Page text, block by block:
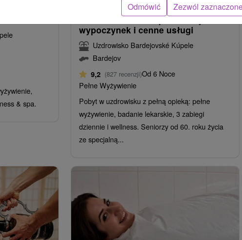
na 4 noce
& spa.
Pobyt leczniczy STANDARD i
SENIOR od 60 lat / prawdziwy
wypoczynek i cenne usługi
Uzdrowisko Bardejovské Kúpele
Bardejov
9,2 (827 recenzji)Od 6 Noce
Pełne Wyżywienie
Pobyt w uzdrowisku z pełną opieką: pełne
wyżywienie, badanie lekarskie, 3 zabiegi
dziennie i wellness. Seniorzy od 60. roku życia
ze specjalną...
Odmówić Zezwól